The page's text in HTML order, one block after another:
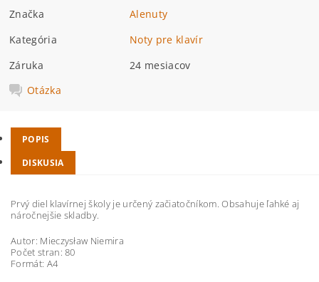
Značka
Alenuty
Kategória
Noty pre klavír
Záruka
24 mesiacov
Otázka
POPIS
DISKUSIA
Prvý diel klavírnej školy je určený začiatočníkom. Obsahuje ľahké aj
náročnejšie skladby.
Autor: Mieczysław Niemira
Počet stran: 80
Formát: A4